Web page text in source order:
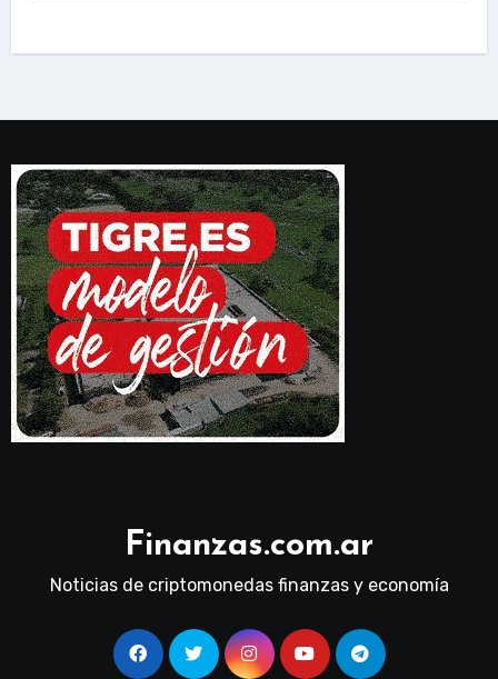
Finanzas.com.ar
Noticias de criptomonedas finanzas y economía